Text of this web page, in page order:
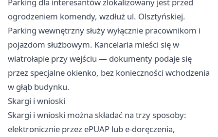
Parking dla interesantów zlokalizowany jest przed
ogrodzeniem komendy, wzdłuż ul. Olsztyńskiej.
Parking wewnętrzny służy wyłącznie pracownikom i
pojazdom służbowym. Kancelaria mieści się w
wiatrołapie przy wejściu — dokumenty podaje się
przez specjalne okienko, bez konieczności wchodzenia
w głąb budynku.
Skargi i wnioski
Skargi i wnioski można składać na trzy sposoby:
elektronicznie przez ePUAP lub e-doręczenia,